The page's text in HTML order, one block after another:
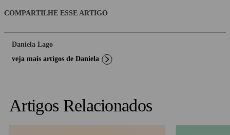
COMPARTILHE ESSE ARTIGO
Daniela Lago
veja mais artigos de Daniela
Artigos Relacionados